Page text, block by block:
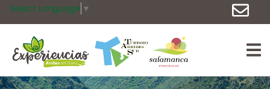
Select Language ▼